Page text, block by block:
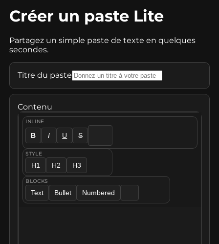
Créer un paste Lite
Partagez un simple paste de texte en quelques
secondes.
Titre du paste
Contenu
INLINE
B I U S
STYLE
H1 H2 H3
BLOCKS
Text Bullet Numbered